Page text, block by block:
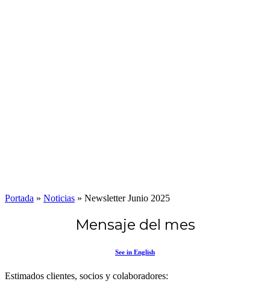
Portada » Noticias » Newsletter Junio 2025
Mensaje del mes
See in English
Estimados clientes, socios y colaboradores: